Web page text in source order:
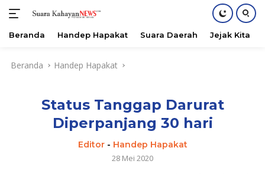
Beranda Handep Hapakat Suara Daerah Jejak Kita
Beranda Handep Hapakat
Status Tanggap Darurat
Diperpanjang 30 hari
Editor- Handep Hapakat
28 Mei 2020